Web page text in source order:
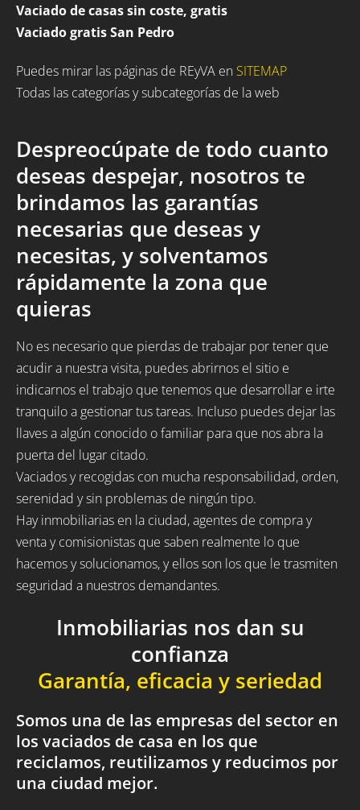
Vaciado de casas sin coste, gratis
Vaciado gratis San Pedro
Puedes mirar las páginas de REyVA en SITEMAP
Todas las categorías y subcategorías de la web
Despreocúpate de todo cuanto
deseas despejar, nosotros te
brindamos las garantías
necesarias que deseas y
necesitas, y solventamos
rápidamente la zona que
quieras
No es necesario que pierdas de trabajar por tener que
acudir a nuestra visita, puedes abrirnos el sitio e
indicarnos el trabajo que tenemos que desarrollar e irte
tranquilo a gestionar tus tareas. Incluso puedes dejar las
llaves a algún conocido o familiar para que nos abra la
puerta del lugar citado.
Vaciados y recogidas con mucha responsabilidad, orden,
serenidad y sin problemas de ningún tipo.
Hay inmobiliarias en la ciudad, agentes de compra y
venta y comisionistas que saben realmente lo que
hacemos y solucionamos, y ellos son los que le trasmiten
seguridad a nuestros demandantes.
Inmobiliarias nos dan su
confianza
Garantía, eficacia y seriedad
Somos una de las empresas del sector en
los vaciados de casa en los que
reciclamos, reutilizamos y reducimos por
una ciudad mejor.